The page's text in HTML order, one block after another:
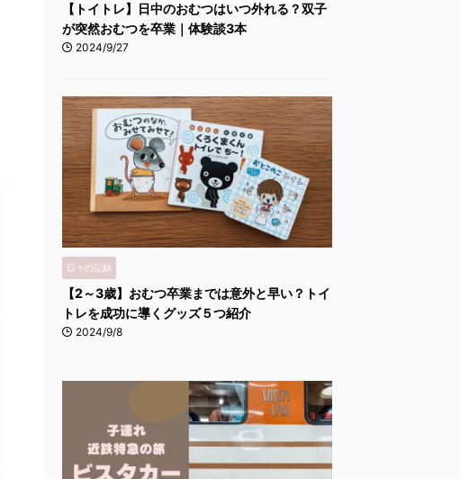
【トイトレ】日中のおむつはいつ外れる？双子
が突然おむつを卒業｜体験談3本
2024/9/27
日々の記録
【2～3歳】おむつ卒業までは意外と早い？トイ
トレを成功に導くグッズ５つ紹介
2024/9/8